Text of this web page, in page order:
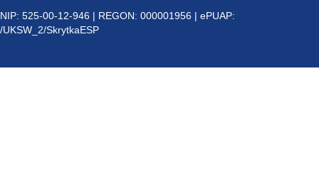
NIP: 525-00-12-946 | REGON: 000001956 | ePUAP:
/UKSW_2/SkrytkaESP